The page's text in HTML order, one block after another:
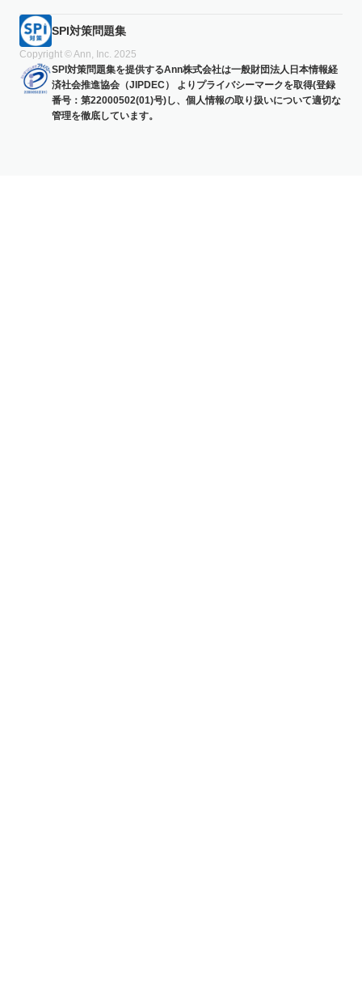
SPI対策問題集
Copyright © Ann, Inc. 2025
SPI対策問題集を提供するAnn株式会社は一般財団法人日本情報経
済社会推進協会（JIPDEC） よりプライバシーマークを取得(登録
番号：第22000502(01)号)し、個人情報の取り扱いについて適切な
管理を徹底しています。